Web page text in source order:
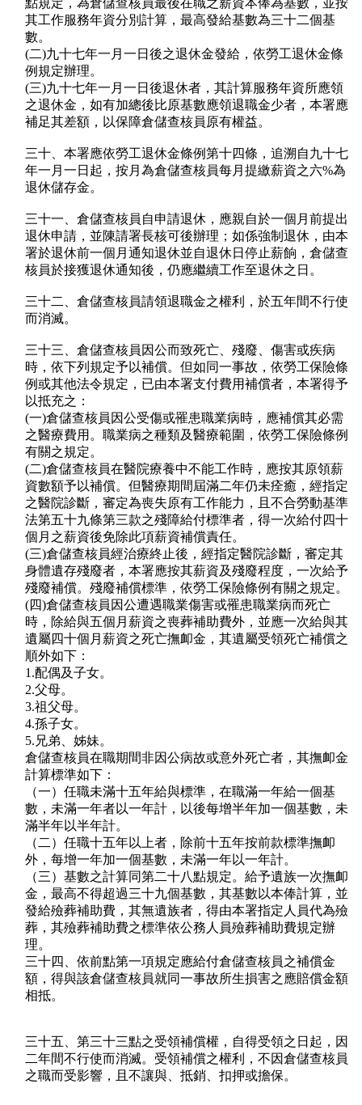
點規定，為倉儲查核員最後在職之薪資本俸為基數，並按
其工作服務年資分別計算，最高發給基數為三十二個基
數。
(二)九十七年一月一日後之退休金發給，依勞工退休金條
例規定辦理。
(三)九十七年一月一日後退休者，其計算服務年資所應領
之退休金，如有加總後比原基數應領退職金少者，本署應
補足其差額，以保障倉儲查核員原有權益。
三十、本署應依勞工退休金條例第十四條，追溯自九十七
年一月一日起，按月為倉儲查核員每月提繳薪資之六%為
退休儲存金。
三十一、倉儲查核員自申請退休，應親自於一個月前提出
退休申請，並陳請署長核可後辦理；如係強制退休，由本
署於退休前一個月通知退休並自退休日停止薪餉，倉儲查
核員於接獲退休通知後，仍應繼續工作至退休之日。
三十二、倉儲查核員請領退職金之權利，於五年間不行使
而消滅。
三十三、倉儲查核員因公而致死亡、殘廢、傷害或疾病
時，依下列規定予以補償。但如同一事故，依勞工保險條
例或其他法令規定，已由本署支付費用補償者，本署得予
以抵充之：
(一)倉儲查核員因公受傷或罹患職業病時，應補償其必需
之醫療費用。職業病之種類及醫療範圍，依勞工保險條例
有關之規定。
(二)倉儲查核員在醫院療養中不能工作時，應按其原領薪
資數額予以補償。但醫療期間屆滿二年仍未痊癒，經指定
之醫院診斷，審定為喪失原有工作能力，且不合勞動基準
法第五十九條第三款之殘障給付標準者，得一次給付四十
個月之薪資後免除此項薪資補償責任。
(三)倉儲查核員經治療終止後，經指定醫院診斷，審定其
身體遺存殘廢者，本署應按其薪資及殘廢程度，一次給予
殘廢補償。殘廢補償標準，依勞工保險條例有關之規定。
(四)倉儲查核員因公遭遇職業傷害或罹患職業病而死亡
時，除給與五個月薪資之喪葬補助費外，並應一次給與其
遺屬四十個月薪資之死亡撫卹金，其遺屬受領死亡補償之
順外如下：
1.配偶及子女。
2.父母。
3.祖父母。
4.孫子女。
5.兄弟、姊妹。
倉儲查核員在職期間非因公病故或意外死亡者，其撫卹金
計算標準如下：
（一）任職未滿十五年給與標準，在職滿一年給一個基
數，未滿一年者以一年計，以後每增半年加一個基數，未
滿半年以半年計。
（二）任職十五年以上者，除前十五年按前款標準撫卹
外，每增一年加一個基數，未滿一年以一年計。
（三）基數之計算同第二十八點規定。給予遺族一次撫卹
金，最高不得超過三十九個基數，其基數以本俸計算，並
發給殮葬補助費，其無遺族者，得由本署指定人員代為殮
葬，其殮葬補助費之標準依公務人員殮葬補助費規定辦
理。
三十四、依前點第一項規定應給付倉儲查核員之補償金
額，得與該倉儲查核員就同一事故所生損害之應賠償金額
相抵。
三十五、第三十三點之受領補償權，自得受領之日起，因
二年間不行使而消滅。受領補償之權利，不因倉儲查核員
之職而受影響，且不讓與、抵銷、扣押或擔保。